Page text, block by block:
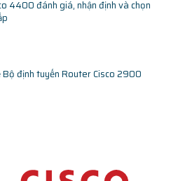
4400 đánh giá, nhận định và chọn
Bộ định tuyến Router Cisco 2900